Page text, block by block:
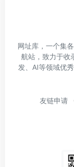
网址库，一个集
航站，致力于收
发、AI等领域优
友链申请